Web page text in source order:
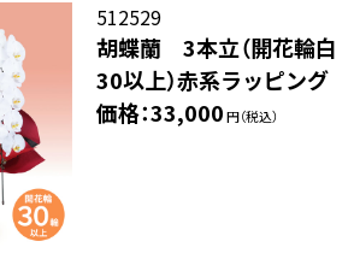
512529
胡蝶蘭 3本立（開花輪白
30以上）赤系ラッピング
価格：33,000円（税込）